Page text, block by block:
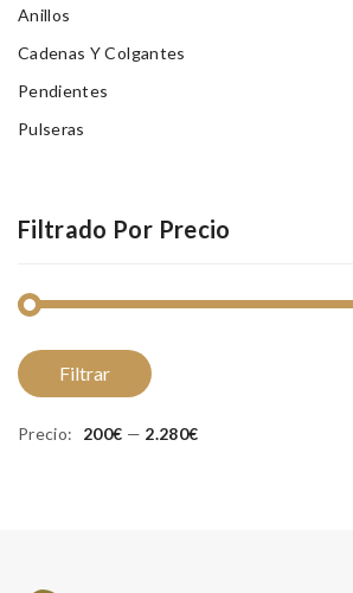
Anillos
Cadenas Y Colgantes
Pendientes
Pulseras
Filtrado Por Precio
Filtrar
Precio: 200€ — 2.280€